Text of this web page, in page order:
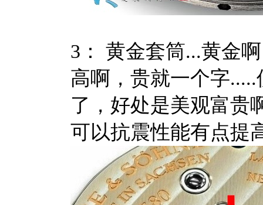
3： 黄金套筒...黄金
高啊，贵就一个字
了，好处是美观富贵
可以抗震性能有点提